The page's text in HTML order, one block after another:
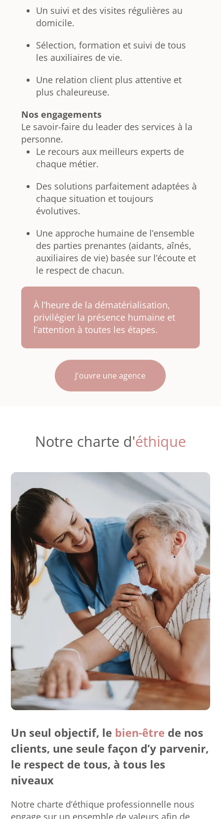
Un suivi et des visites régulières au
domicile.
Sélection, formation et suivi de tous
les auxiliaires de vie.
Une relation client plus attentive et
plus chaleureuse.
Nos engagements
Le savoir-faire du leader des services à la
personne.
Le recours aux meilleurs experts de
chaque métier.
Des solutions parfaitement adaptées à
chaque situation et toujours
évolutives.
Une approche humaine de l’ensemble
des parties prenantes (aidants, aînés,
auxiliaires de vie) basée sur l’écoute et
le respect de chacun.
À l’heure de la dématérialisation,
privilégier la présence humaine et
l’attention à toutes les étapes.
J'ouvre une agence
Notre charte d'éthique
Un seul objectif, le bien-être de nos
clients, une seule façon d’y parvenir,
le respect de tous, à tous les
niveaux
Notre charte d’éthique professionnelle nous
engage sur un ensemble de valeurs afin de